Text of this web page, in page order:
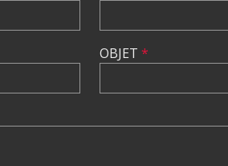
OBJET *